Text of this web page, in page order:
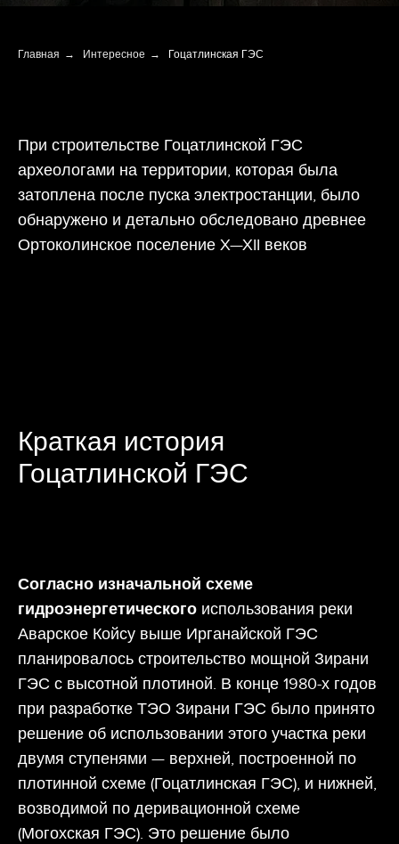
Главная → Интересное → Гоцатлинская ГЭС
При строительстве Гоцатлинской ГЭС
археологами на территории, которая была
затоплена после пуска электростанции, было
обнаружено и детально обследовано древнее
Ортоколинское поселение X—XII веков
Краткая история
Гоцатлинской ГЭС
Согласно изначальной схеме
гидроэнергетического использования реки
Аварское Койсу выше Ирганайской ГЭС
планировалось строительство мощной Зирани
ГЭС с высотной плотиной. В конце 1980-х годов
при разработке ТЭО Зирани ГЭС было принято
решение об использовании этого участка реки
двумя ступенями — верхней, построенной по
плотинной схеме (Гоцатлинская ГЭС), и нижней,
возводимой по деривационной схеме
(Могохская ГЭС). Это решение было